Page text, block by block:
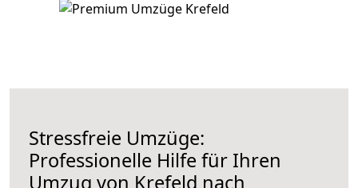
Stressfreie Umzüge:
Professionelle Hilfe für Ihren
Umzug von Krefeld nach